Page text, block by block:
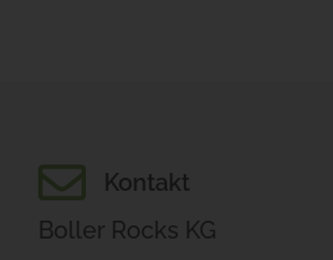
Kontakt
Boller Rocks KG